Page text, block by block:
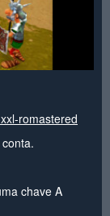
romastered
chave A